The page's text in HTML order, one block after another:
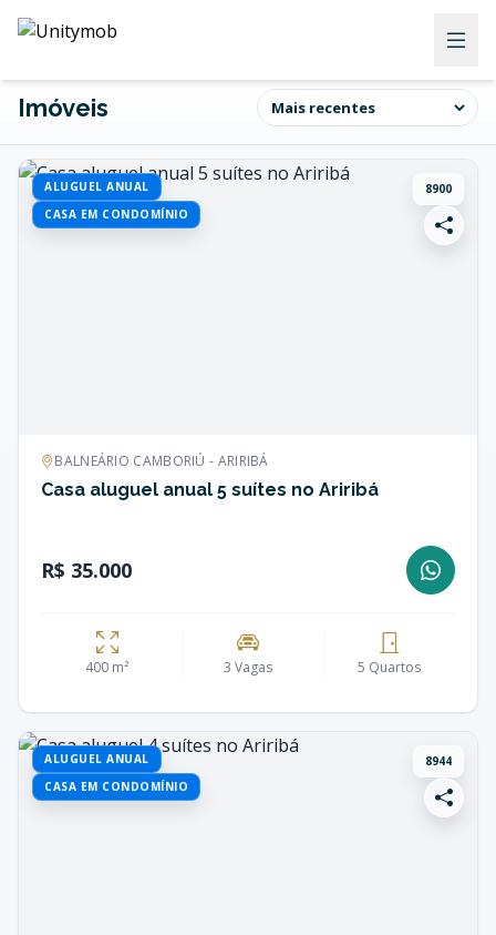
Imóveis
ALUGUEL ANUAL
CASA EM CONDOMÍNIO
8900
BALNEÁRIO CAMBORIÚ - ARIRIBÁ
Casa aluguel anual 5 suítes no Ariribá
R$ 35.000
400 m² 3 Vagas 5 Quartos
ALUGUEL ANUAL
CASA EM CONDOMÍNIO
8944